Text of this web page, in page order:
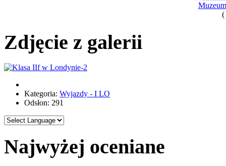
(
Zdjęcie z galerii
Kategoria: Wyjazdy - I LO
Odsłon: 291
Najwyżej oceniane